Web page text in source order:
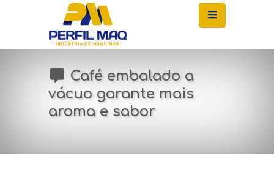
Café embalado a
vácuo garante mais
aroma e sabor